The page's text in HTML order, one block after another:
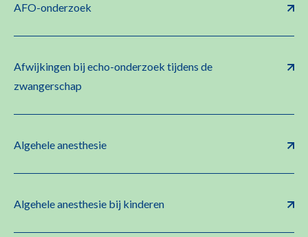
AFO-onderzoek
Afwijkingen bij echo-onderzoek tijdens de
zwangerschap
Algehele anesthesie
Algehele anesthesie bij kinderen